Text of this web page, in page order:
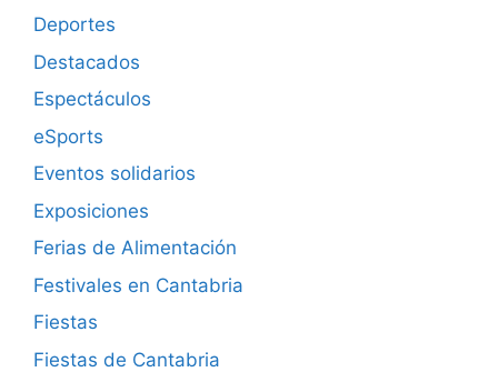
Deportes
Destacados
Espectáculos
eSports
Eventos solidarios
Exposiciones
Ferias de Alimentación
Festivales en Cantabria
Fiestas
Fiestas de Cantabria